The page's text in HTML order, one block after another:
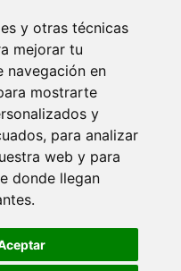
y otras técnicas
mejorar tu
navegación en
mostrarte
y
para analizar
web y para
donde llegan
fiduciaria.es